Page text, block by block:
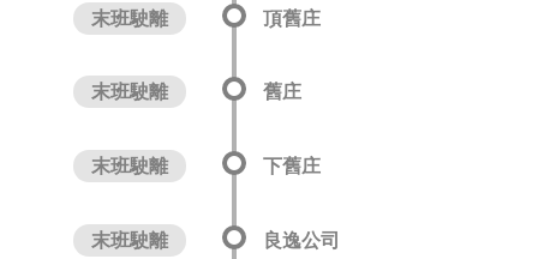
末班駛離 頂舊庄
末班駛離 舊庄
末班駛離 下舊庄
末班駛離 良逸公司